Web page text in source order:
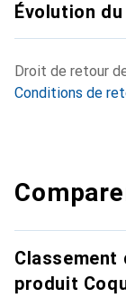
Évolution
Droit de retour
Conditions de
Classement
produit